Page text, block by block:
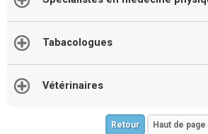
Tabacologues
Vétérinaires
Retour Haut de page